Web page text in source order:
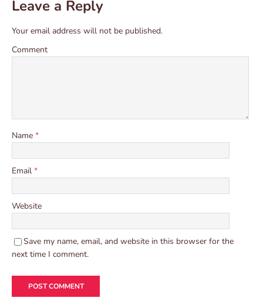
Leave a Reply
Your email address will not be published.
Comment
Name *
Email *
Website
Save my name, email, and website in this browser for the
next time I comment.